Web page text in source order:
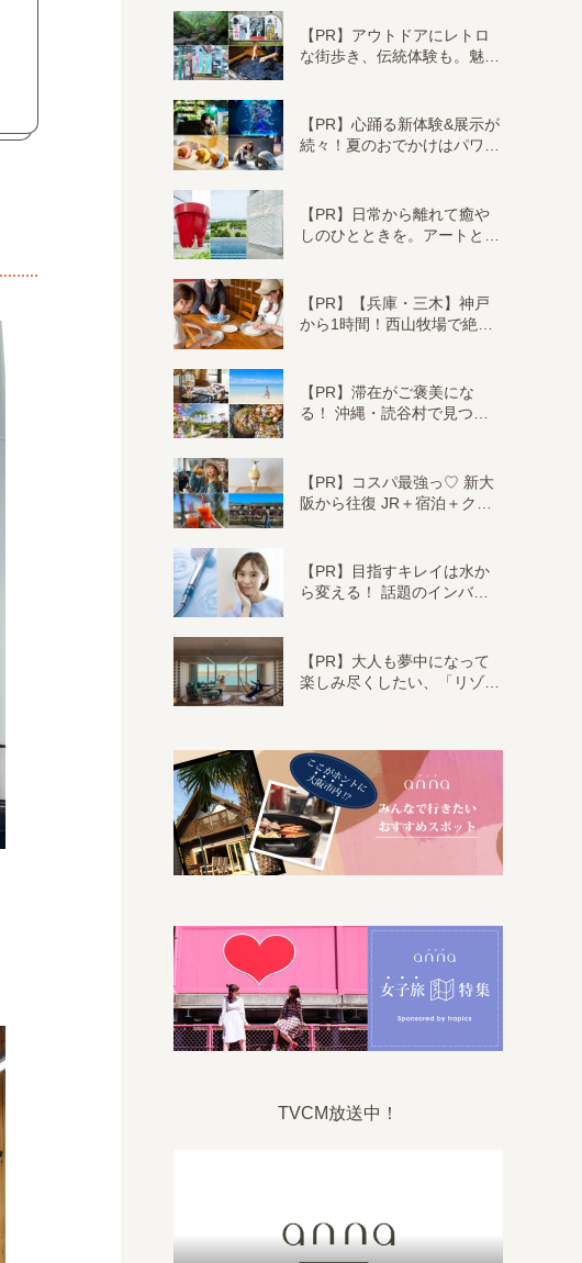
【PR】アウトドアにレトロ
な街歩き、伝統体験も。魅…
【PR】心踊る新体験&展示が
続々！夏のおでかけはパワ…
【PR】日常から離れて癒や
しのひとときを。アートと…
【PR】【兵庫・三木】神戸
から1時間！西山牧場で絶…
【PR】滞在がご褒美にな
る！ 沖縄・読谷村で見つ…
【PR】コスパ最強っ♡ 新大
阪から往復 JR＋宿泊＋ク…
【PR】目指すキレイは水か
ら変える！ 話題のインバ…
【PR】大人も夢中になって
楽しみ尽くしたい、「リゾ…
TVCM放送中！